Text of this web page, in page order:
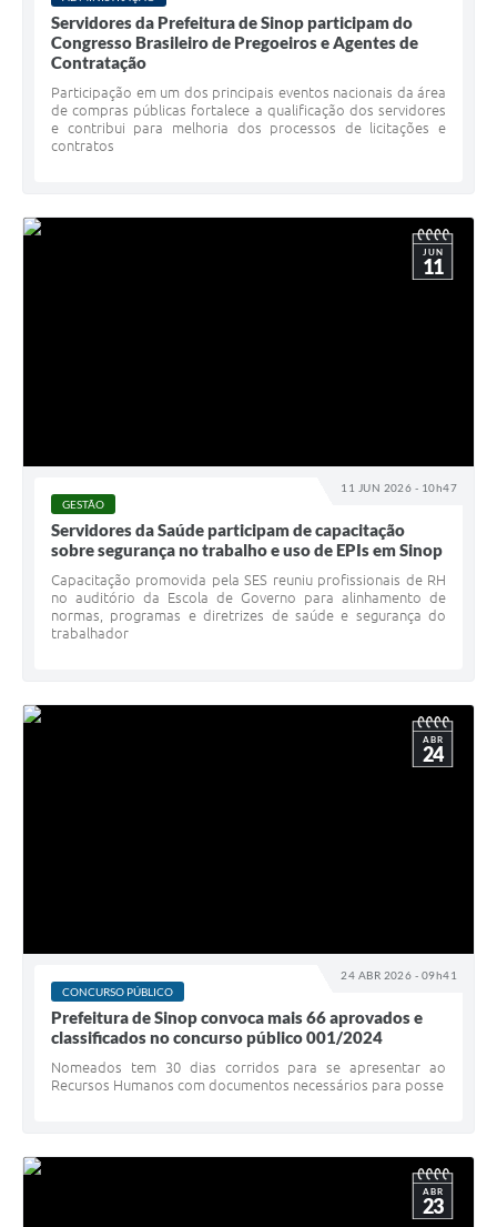
Servidores da Prefeitura de Sinop participam do
Congresso Brasileiro de Pregoeiros e Agentes de
Contratação
Participação em um dos principais eventos nacionais da área
de compras públicas fortalece a qualificação dos servidores
e contribui para melhoria dos processos de licitações e
contratos
11 JUN 2026 - 10h47
JUN
11
GESTÃO
Servidores da Saúde participam de capacitação
sobre segurança no trabalho e uso de EPIs em Sinop
Capacitação promovida pela SES reuniu profissionais de RH
no auditório da Escola de Governo para alinhamento de
normas, programas e diretrizes de saúde e segurança do
trabalhador
24 ABR 2026 - 09h41
ABR
24
CONCURSO PÚBLICO
Prefeitura de Sinop convoca mais 66 aprovados e
classificados no concurso público 001/2024
Nomeados tem 30 dias corridos para se apresentar ao
Recursos Humanos com documentos necessários para posse
ABR
23